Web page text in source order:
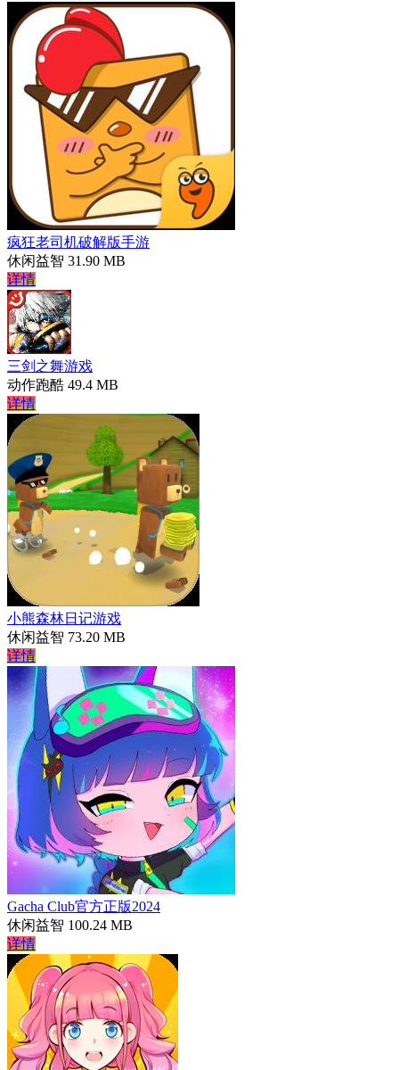
疯狂老司机破解版手游
休闲益智 31.90 MB
详情
三剑之舞游戏
动作跑酷 49.4 MB
详情
小熊森林日记游戏
休闲益智 73.20 MB
详情
Gacha Club官方正版2024
休闲益智 100.24 MB
详情